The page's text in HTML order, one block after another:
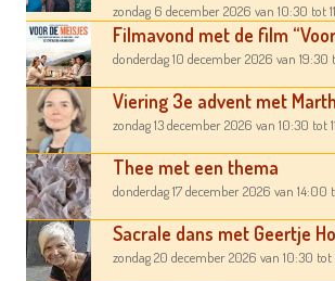
zondag 6 december 2026 van 10:30 tot
Filmavond met de film
donderdag 10 december 2026 van 19:30
Viering 3e advent met
zondag 13 december 2026 van 10:30 tot
Thee met een thema
donderdag 17 december 2026 van 14:00
Sacrale dans met Geertje
zondag 20 december 2026 van 10:30 tot